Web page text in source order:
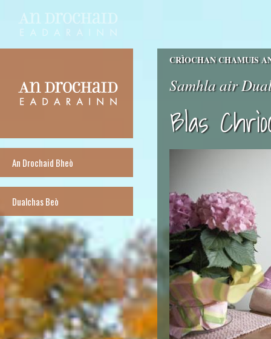
An Drochaid Bheò
Dualchas Beò
CRÌOCHAN CHAMUIS
Samhla air
Blas